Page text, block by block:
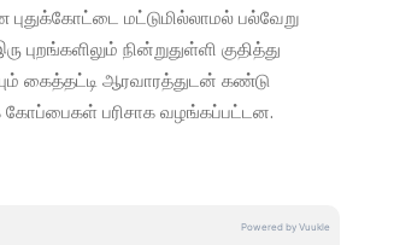
மட்டுமில்லாமல் பல்வேறு
நின்றுதுள்ளி குதித்து
கைத்தட்டி ஆரவாரத்துடன் கண்டு
கோப்பைகள் பரிசாக வழங்கப்பட்டன.